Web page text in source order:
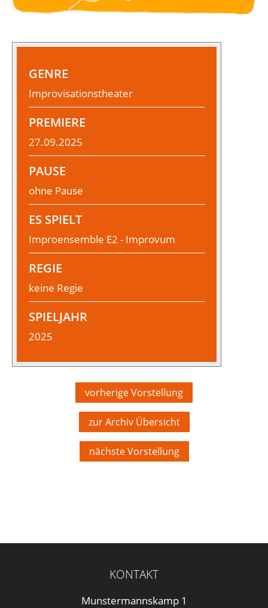
GENRE
Improvisationstheater
PREMIERE
27.09.2025
PAUSE
ohne Pause
ES SPIELT
Improensemble E2 - Improvum
REGIE
keine Regie
SPIELJAHR
2025
vorherige Vorstellung
zur Archiv Übersicht
nächste Vorstellung
KONTAKT
Munstermannskamp 1